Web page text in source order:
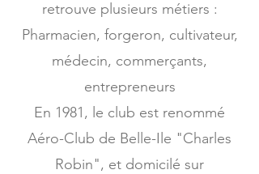
retrouve plusieurs métiers :
Pharmacien, forgeron, cultivateur,
médecin, commerçants,
entrepreneurs
En 1981, le club est renommé
Aéro-Club de Belle-Ile "Charles
Robin", et domicilé sur